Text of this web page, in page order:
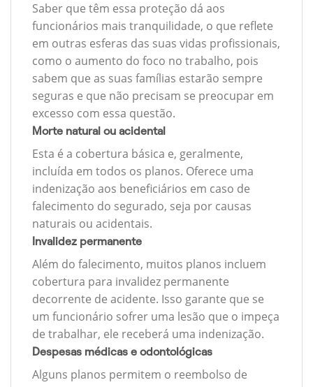
Saber que têm essa proteção dá aos
funcionários mais tranquilidade, o que reflete
em outras esferas das suas vidas profissionais,
como o aumento do foco no trabalho, pois
sabem que as suas famílias estarão sempre
seguras e que não precisam se preocupar em
excesso com essa questão.
Morte natural ou acidental
Esta é a cobertura básica e, geralmente,
incluída em todos os planos. Oferece uma
indenização aos beneficiários em caso de
falecimento do segurado, seja por causas
naturais ou acidentais.
Invalidez permanente
Além do falecimento, muitos planos incluem
cobertura para invalidez permanente
decorrente de acidente. Isso garante que se
um funcionário sofrer uma lesão que o impeça
de trabalhar, ele receberá uma indenização.
Despesas médicas e odontológicas
Alguns planos permitem o reembolso de